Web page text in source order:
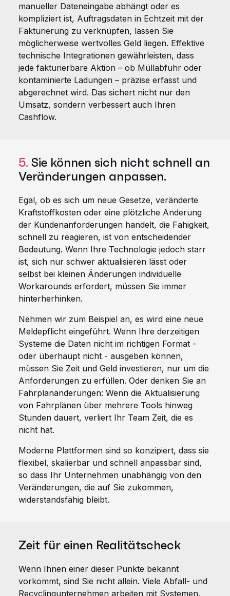
manueller Dateneingabe abhängt oder es
kompliziert ist, Auftragsdaten in Echtzeit mit der
Fakturierung zu verknüpfen, lassen Sie
möglicherweise wertvolles Geld liegen. Effektive
technische Integrationen gewährleisten, dass
jede fakturierbare Aktion – ob Müllabfuhr oder
kontaminierte Ladungen – präzise erfasst und
abgerechnet wird. Das sichert nicht nur den
Umsatz, sondern verbessert auch Ihren
Cashflow.
5. Sie können sich nicht schnell an
Veränderungen anpassen.
Egal, ob es sich um neue Gesetze, veränderte
Kraftstoffkosten oder eine plötzliche Änderung
der Kundenanforderungen handelt, die Fähigkeit,
schnell zu reagieren, ist von entscheidender
Bedeutung. Wenn Ihre Technologie jedoch starr
ist, sich nur schwer aktualisieren lässt oder
selbst bei kleinen Änderungen individuelle
Workarounds erfordert, müssen Sie immer
hinterherhinken.
Nehmen wir zum Beispiel an, es wird eine neue
Meldepflicht eingeführt. Wenn Ihre derzeitigen
Systeme die Daten nicht im richtigen Format -
oder überhaupt nicht - ausgeben können,
müssen Sie Zeit und Geld investieren, nur um die
Anforderungen zu erfüllen. Oder denken Sie an
Fahrplanänderungen: Wenn die Aktualisierung
von Fahrplänen über mehrere Tools hinweg
Stunden dauert, verliert Ihr Team Zeit, die es
nicht hat.
Moderne Plattformen sind so konzipiert, dass sie
flexibel, skalierbar und schnell anpassbar sind,
so dass Ihr Unternehmen unabhängig von den
Veränderungen, die auf Sie zukommen,
widerstandsfähig bleibt.
Zeit für einen Realitätscheck
Wenn Ihnen einer dieser Punkte bekannt
vorkommt, sind Sie nicht allein. Viele Abfall- und
Recyclingunternehmen arbeiten mit Systemen,